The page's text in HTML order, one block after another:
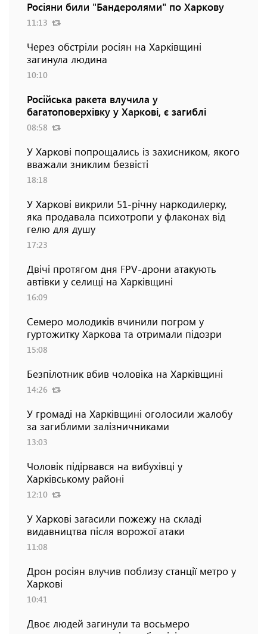
Росіяни били "Бандеролями" по Харкову
11:13
Через обстріли росіян на Харківщині
загинула людина
10:10
Російська ракета влучила у
багатоповерхівку у Харкові, є загиблі
08:58
У Харкові попрощались із захисником, якого
вважали зниклим безвісті
18:18
У Харкові викрили 51-річну наркодилерку,
яка продавала психотропи у флаконах від
гелю для душу
17:23
Двічі протягом дня FPV-дрони атакують
автівки у селищі на Харківщині
16:09
Семеро молодиків вчинили погром у
гуртожитку Харкова та отримали підозри
15:08
Безпілотник вбив чоловіка на Харківщині
14:26
У громаді на Харківщині оголосили жалобу
за загиблими залізничниками
13:03
Чоловік підірвався на вибухівці у
Харківському районі
12:10
У Харкові загасили пожежу на складі
видавництва після ворожої атаки
11:08
Дрон росіян влучив поблизу станції метро у
Харкові
10:41
Двоє людей загинули та восьмеро